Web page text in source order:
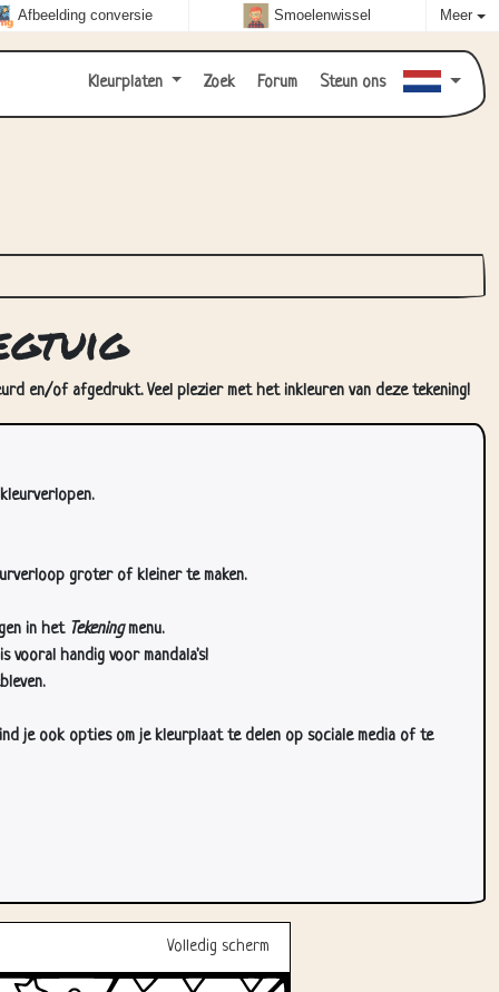
Afbeelding conversie Smoelenwissel Meer
Kleurplaten Zoek Forum Steun ons
en/of afgedrukt. Veel plezier met het inkleuren van deze tekening!
groter of kleiner te maken.
in het Tekeningmenu.
vooral handig voor mandala's!
je ook opties om je kleurplaat te delen op sociale media of te
Volledig scherm